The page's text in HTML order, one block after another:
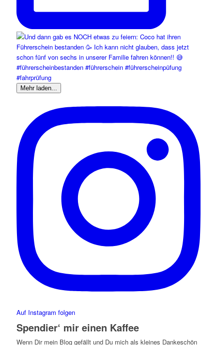
Mehr laden...
Auf Instagram folgen
Spendier‘ mir einen Kaffee
Wenn Dir mein Blog gefällt und Du mich als kleines Dankeschön